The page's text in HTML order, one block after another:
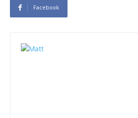
Facebook